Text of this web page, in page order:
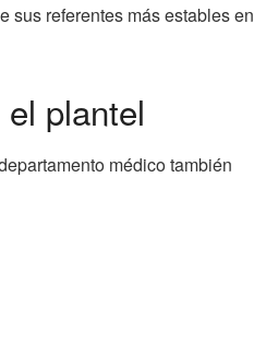
sus referentes más estables en
plantel
médico también